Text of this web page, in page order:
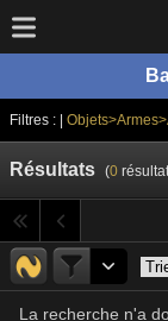
Filtres : |
Résultats (0
La recherche n'a